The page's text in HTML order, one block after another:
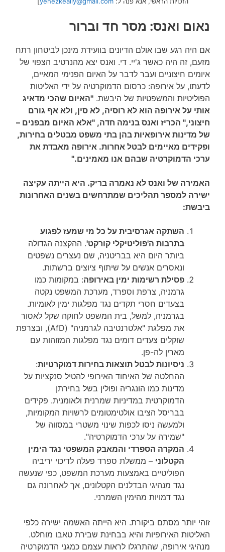
נאום ואנס: מסר חד וברור
אם היה רגע שבו אולם הדיונים בוועידת מינכן לביטחון רתח
מזעם, זה היה כאשר ג'יי. די. ואנס יצא מהנרטיב הצפוי של
איומים חיצוניים ועבר לדבר על האיום הפנימי המאיים,
לדעתו, על אירופה: כרסום הדמוקרטיה על ידי האליטות
הפוליטיות והמשפטיות של היבשת. "האיום שהכי מדאיג
אותי על אירופה הוא לא רוסיה, לא סין, ולא אף גורם
חיצוני," הכריז ואנס בנימה חדה, "אלא האיום מבפנים –
של מדינות אירופאיות בהן בתי משפט מבטלים בחירות,
ופקידים מאיימים לבטל אחרות. אירופה מאבדת את
ערכי הדמוקרטיה שבהם אנו מאמינים."
האמירה של ואנס לא נאמרה בריק. היא הייתה עקיצה
ישירה למספר תהליכים שמתרחשים בשנים האחרונות
ביבשת:
השתקה אגרסיבית על כל מי שמעז לפגוע
בתרבות ה'פוליטיקלי קורקט'. ההקצנה הגדולה
ביותר היום היא בבריטניה, שם נעצרים נשפטים
ונאסרים אנשים על שיתוף ציוצים ברשתות.
פסילת רשימות ימין באירופה: במקומות כמו
גרמניה, צרפת וספרד, מערכת המשפט נקטה
בצעדים חסרי תקדים נגד מפלגות ימין לאומיות.
בגרמניה, למשל, בית המשפט לחוקה שקל לאסור
את מפלגת "אלטרנטיבה לגרמניה" (AfD), ובצרפת
שוקלים צעדים דומים נגד מפלגות המזוהות עם
מארין לה-פן.
ניסיונות לבטל תוצאות בחירות דמוקרטיות:
ההחלטה של האיחוד האירופי להטיל סנקציות על
מדינות כמו הונגריה ופולין בשל בחירתן
הדמוקרטית במדיניות שמרנית ולאומנית. פקידים
בבריסל הציבו אולטימטומים לרשויות המקומיות,
ולמעשה ניסו לכפות שינוי משטרי במסווה של
"שמירה על ערכי הדמוקרטיה".
המקרה הספרדי והמאבק המשפטי נגד הימין
הקטלוני – ממשלת ספרד פעלה לדיכוי יריביה
הפוליטיים באמצעות מערכת המשפט, כפי שנעשה
נגד מנהיגי הבדלנים הקטלונים, אך לאחרונה גם
נגד דמויות מהימין השמרני.
זוהי יותר מסתם ביקורת. היא הייתה האשמה ישירה כלפי
האליטות האירופיות והיא בבחינת שבירת טאבו מוחלט.
מנהיגי אירופה, שהתרגלו לראות עצמם כמגני הדמוקרטיה